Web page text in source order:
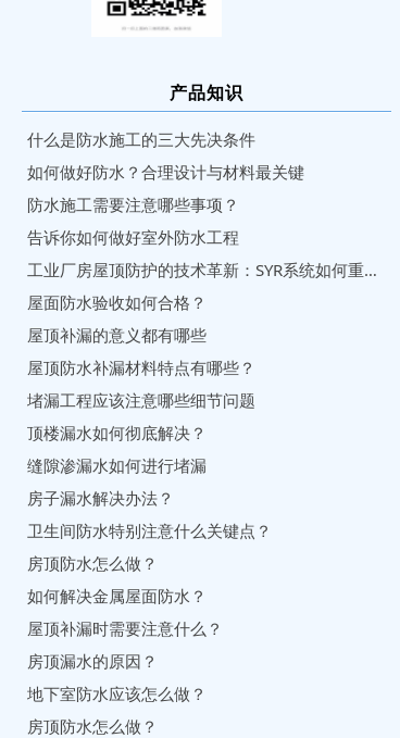
产品知识
什么是防水施工的三大先决条件
如何做好防水？合理设计与材料最关键
防水施工需要注意哪些事项？
告诉你如何做好室外防水工程
工业厂房屋顶防护的技术革新：SYR系统如何重塑行业标准
屋面防水验收如何合格？
屋顶补漏的意义都有哪些
屋顶防水补漏材料特点有哪些？
堵漏工程应该注意哪些细节问题
顶楼漏水如何彻底解决？
缝隙渗漏水如何进行堵漏
房子漏水解决办法？
卫生间防水特别注意什么关键点？
房顶防水怎么做？
如何解决金属屋面防水？
屋顶补漏时需要注意什么？
房顶漏水的原因？
地下室防水应该怎么做？
房顶防水怎么做？